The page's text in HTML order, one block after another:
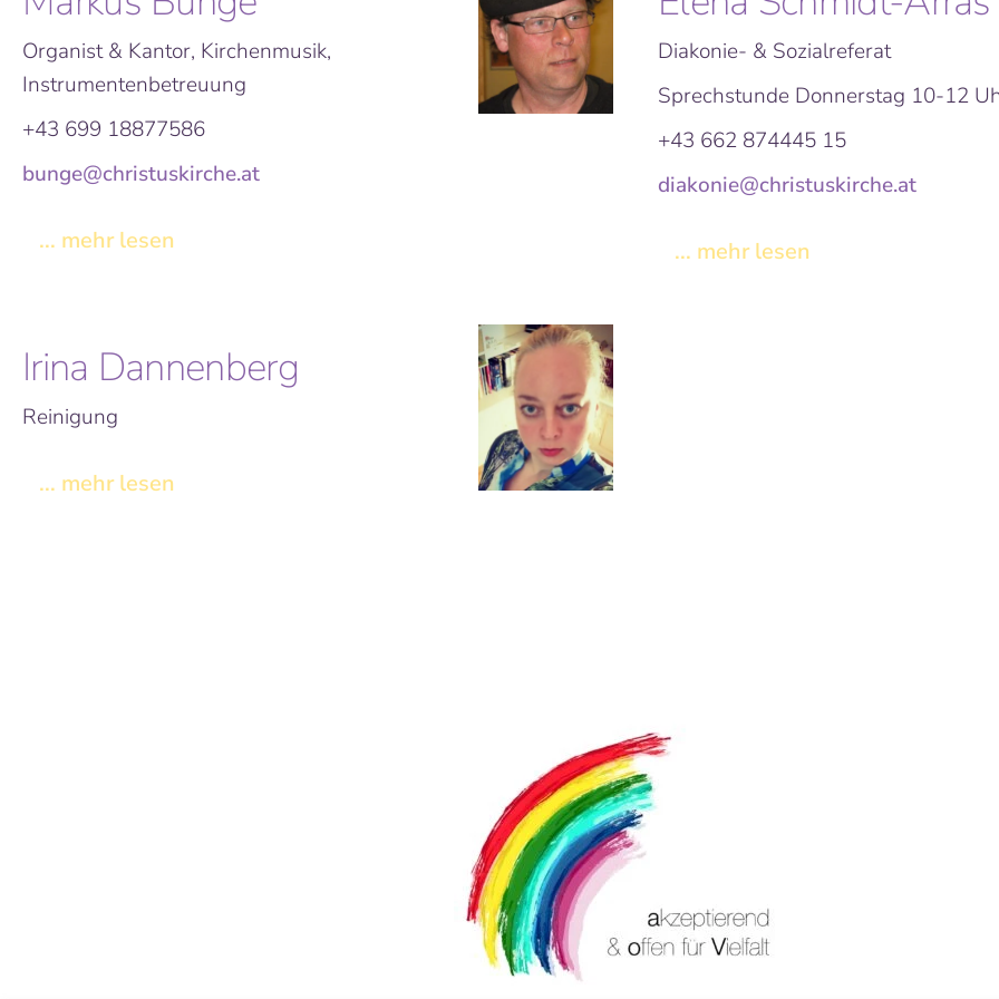
Organist & Kantor, Kirchenmusik,
Instrumentenbetreuung
+43 699 18877586
bunge@christuskirche.at
... mehr lesen
Diakonie- & Sozialreferat
Sprechstunde Donnerstag 10-12
+43 662 874445 15
diakonie@christuskirche.at
... mehr lesen
Irina Dannenberg
Reinigung
... mehr lesen